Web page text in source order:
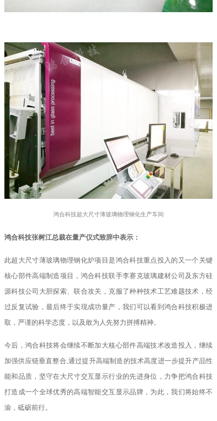
鸿合科技超大尺寸薄玻璃物理钢化生产车间
鸿合科技张树江总裁在量产仪式致辞中表示：
此超大尺寸薄玻璃物理钢化炉项目是鸿合科技重点投入的又一个关键
核心部件高端制造项目，鸿合科技联手李赛克玻璃建材公司及东方硅
源科技公司大胆探索、联合攻关，克服了种种技术工艺难题技术，经
过反复试验，最后终于实现成功量产，我们可以看到鸿合科技积极进
取，严谨的科学态度，以及敢为人先努力拼搏精神。
今后，鸿合科技将会继续不断加大核心部件高端技术改造投入，继续
加强供应链垂直整合,通过提升高端制造的技术高度进一步提升产品性
能和品质，坚守在大尺寸交互显示行业的先进身位，力争把鸿合科技
打造成一个全球优秀的高端智能交互显示品牌，为此，我们将始终不
渝，砥砺前行。